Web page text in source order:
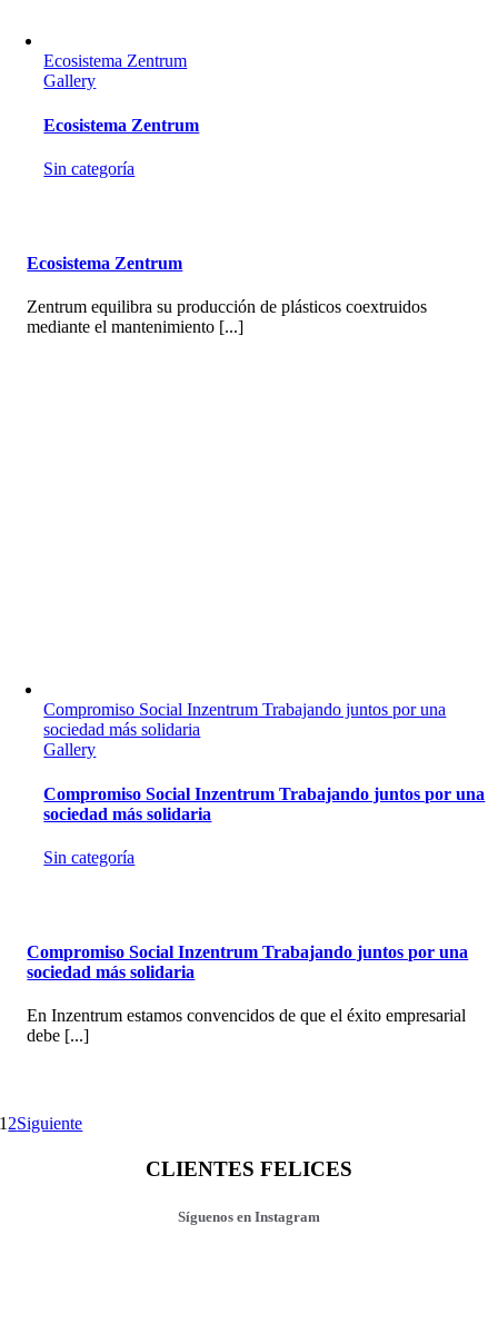
Ecosistema Zentrum
Gallery
Ecosistema Zentrum
Sin categoría
Ecosistema Zentrum
Zentrum equilibra su producción de plásticos coextruidos
mediante el mantenimiento [...]
Compromiso Social Inzentrum Trabajando juntos por una
sociedad más solidaria
Gallery
Compromiso Social Inzentrum Trabajando juntos por una
sociedad más solidaria
Sin categoría
Compromiso Social Inzentrum Trabajando juntos por una
sociedad más solidaria
En Inzentrum estamos convencidos de que el éxito empresarial
debe [...]
12Siguiente
CLIENTES FELICES
Síguenos en Instagram